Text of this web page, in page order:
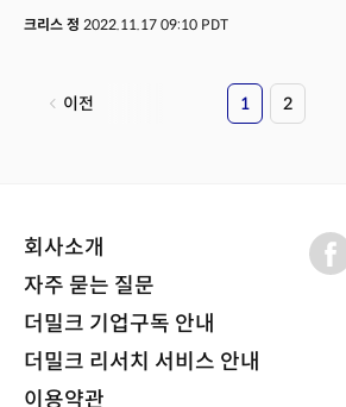
전환했다. 인플레이션의 둔화와 금리의 정점 가능성
8.88%로 통화역풍과 금리인상에 취약했던 기업들
보였다. 경제 회복에 대한 기대가 커지며 자유소비
보였다. 지난 주 금리와 달러의 하락 전환에 기술과
날아올랐지만 여전히 큰 그림은 헬스케어와 파이낸
그리고 산업재가 강세를 보이고 있다는 평이다. 그
불리시한 시그널을 보이는 반면 필수소비재는 지
보이고 있고 에너지는 모멘텀을 잃고 있는 모습이
섹터는 원자재로 달러의 약세에 최근 몇 주동안 상
개선과 시장을 리드하는 모습을 보이고 있다는 점이
아닌 회복의 시그널을 시사하는 모습으로 평가된다.
크리스 정 2022.11.17 09:10 PDT
이전 1 2
회사소개
자주 묻는 질문
더밀크 기업구독 안내
더밀크 리서치 서비스 안내
이용약관